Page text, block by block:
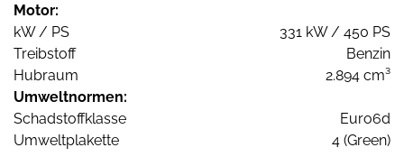
Motor:
kW / PS
331 kW / 450 PS
Treibstoff
Benzin
Hubraum
2.894 cm³
Umweltnormen:
Schadstoffklasse
Euro6d
Umweltplakette
4 (Green)